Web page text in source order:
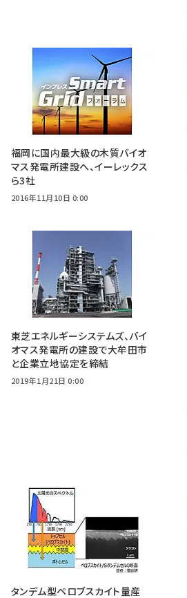
福岡に国内最大級の木質バイオ
マス発電所建設へ、イーレックス
ら3社
2016年11月10日 0:00
東芝エネルギーシステムズ、バイ
オマス発電所の建設で大牟田市
と企業立地協定を締結
2019年1月21日 0:00
タンデム型ペロブスカイト量産